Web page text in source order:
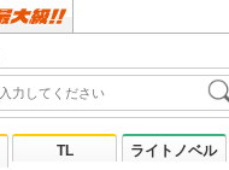
TL ライトノベル